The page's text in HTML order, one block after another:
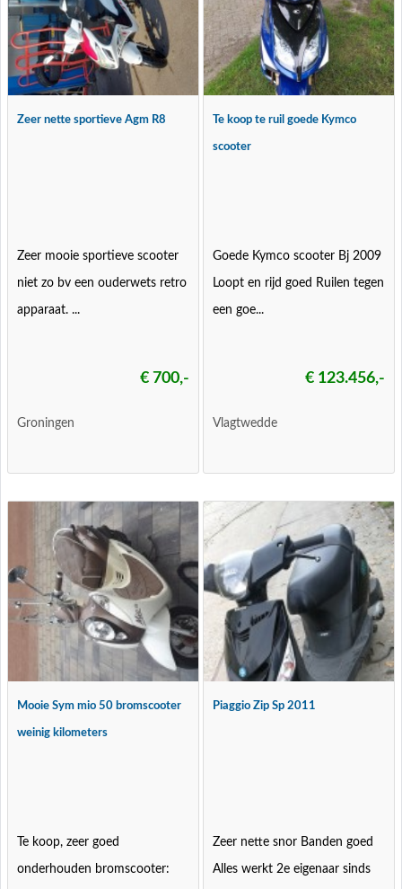
Zeer nette sportieve Agm R8
Zeer mooie sportieve scooter
niet zo bv een ouderwets retro
apparaat. ...
€ 700,-
Groningen
Te koop te ruil goede Kymco
scooter
Goede Kymco scooter Bj 2009
Loopt en rijd goed Ruilen tegen
een goe...
€ 123.456,-
Vlagtwedde
Mooie Sym mio 50 bromscooter
weinig kilometers
Te koop, zeer goed
onderhouden bromscooter:
Piaggio Zip Sp 2011
Zeer nette snor Banden goed
Alles werkt 2e eigenaar sinds